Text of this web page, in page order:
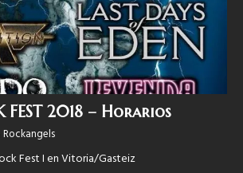
FEST 2018 – Horarios
Rockangels
Fest I en Vitoria/Gasteiz